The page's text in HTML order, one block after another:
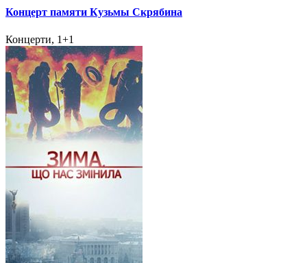
Концерт памяти Кузьмы Скрябина
Концерти, 1+1